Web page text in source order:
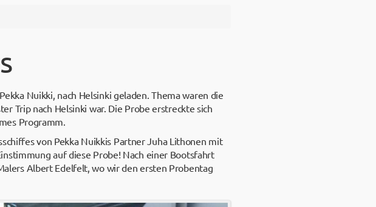
Nuikki, nach Helsinki geladen. Thema waren die
Trip nach Helsinki war. Die Probe erstreckte sich
Programm.
von Pekka Nuikkis Partner Juha Lithonen mit
auf diese Probe! Nach einer Bootsfahrt
Albert Edelfelt, wo wir den ersten Probentag